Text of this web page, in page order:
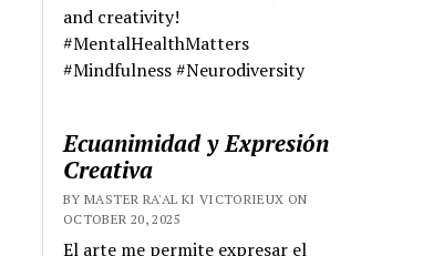
and creativity!
#MentalHealthMatters
#Mindfulness #Neurodiversity
Ecuanimidad y Expresión
Creativa
BY MASTER RA'AL KI VICTORIEUX ON
OCTOBER 20, 2025
El arte me permite expresar el